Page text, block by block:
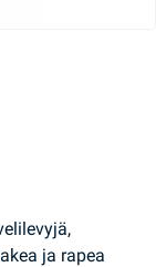
ja rapea